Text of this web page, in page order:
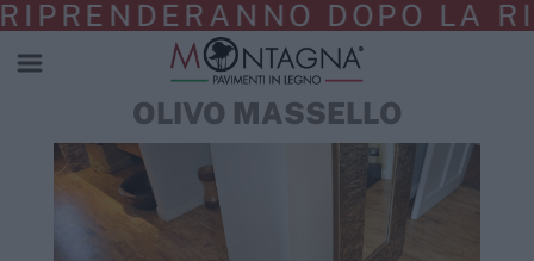
DOPO LA
OLIVO MASSELLO